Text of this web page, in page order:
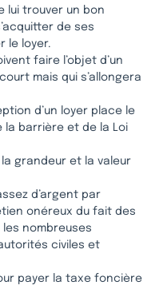
lui trouver un bon
de ses
le loyer.
faire l’objet d’un
mais qui s’allongera
d’un loyer place le
la barrière et de la Loi
la grandeur et la valeur
d’argent par
onéreux du fait des
nombreuses
civiles et
payer la taxe foncière